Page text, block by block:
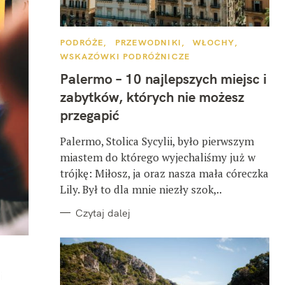
K
T
G
O
R
I
E
PODRÓŻE PRZEWODNIKI
WŁOCHY
WSKAZÓWKI PODRÓŻNICZE
Palermo – 10 najlepszych miejsc i
zabytków, których nie możesz
przegapić
Palermo, Stolica Sycylii, było pierwszym
miastem do którego wyjechaliśmy już w
trójkę: Miłosz, ja oraz nasza mała córeczka
Lily. Był to dla mnie niezły szok,..
Czytaj dalej